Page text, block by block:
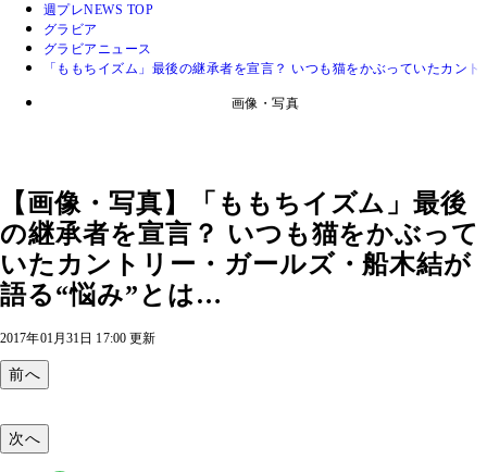
週プレNEWS TOP
グラビア
グラビアニュース
「ももちイズム」最後の継承者を宣言？ いつも猫をかぶっていたカン
画像・写真
【画像・写真】「ももちイズム」最後
の継承者を宣言？ いつも猫をかぶって
いたカントリー・ガールズ・船木結が
語る“悩み”とは…
2017年01月31日 17:00 更新
前へ
次へ